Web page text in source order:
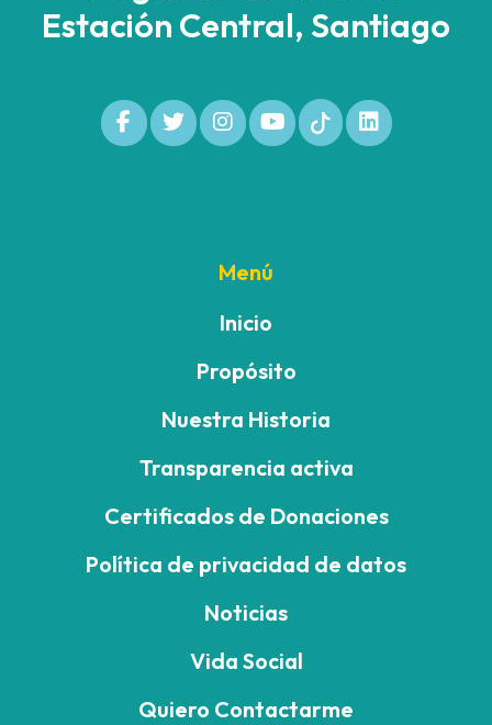
Estación Central, Santiago
Menú
Inicio
Propósito
Nuestra Historia
Transparencia activa
Certificados de Donaciones
Política de privacidad de datos
Noticias
Vida Social
Quiero Contactarme